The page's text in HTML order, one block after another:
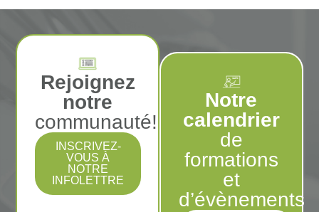
Rejoignez
notre
communauté!
INSCRIVEZ-
VOUS À
NOTRE
INFOLETTRE
Notre
calendrier
de
formations
et
d’évènements